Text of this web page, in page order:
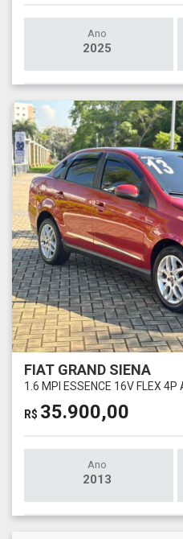
Ano
2025
FIAT GRAND SIENA
1.6 MPI ESSENCE 16V FLEX
R$ 35.900,00
Ano
2013